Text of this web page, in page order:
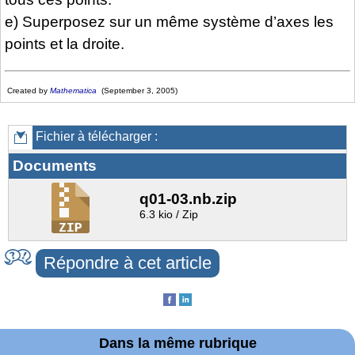
e) Superposez sur un même système d’axes les
points et la droite.
Created by Mathematica (September 3, 2005)
Fichier à télécharger :
Documents
q01-03.nb.zip
6.3 kio / Zip
Répondre à cet article
Dans la même rubrique